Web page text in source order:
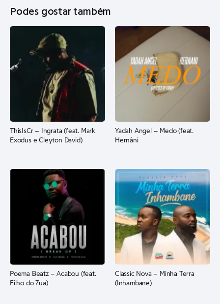
Podes gostar também
ThisIsCr – Ingrata (feat. Mark
Exodus e Cleyton David)
Yadah Angel – Medo (feat.
Hernâni
Poema Beatz – Acabou (feat.
Filho do Zua)
Classic Nova – Minha Terra
(Inhambane)